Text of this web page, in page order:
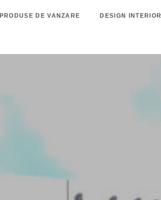
PRODUSE DE VANZARE DESIGN INTERIOR